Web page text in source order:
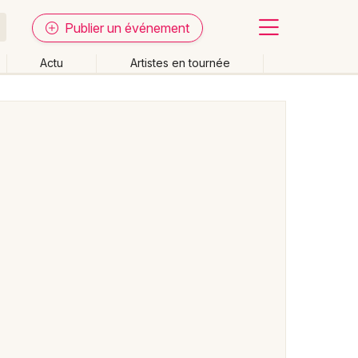
Publier un événement
Actu Artistes en tournée